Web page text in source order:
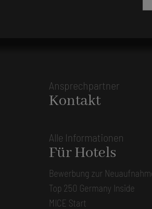
Ansprechpartner
Kontakt
Alle Informationen
Für Hotels
Bewerbung zur
Top 250 Germany Inside
MICE Start